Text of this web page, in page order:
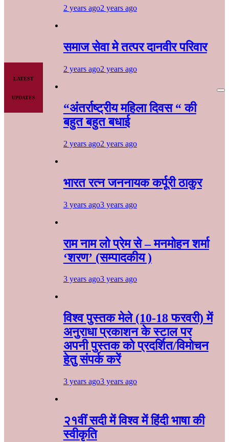
LATEST
UPDATES
2 years ago2 years ago
समाज सेवा मे तत्पर दानवीर परिवार
2 years ago2 years ago
“अंतर्राष्ट्रीय महिला दिवस “ की
बहुत बहुत बधाई
2 years ago2 years ago
भारत रत्न जननायक कर्पूरी ठाकुर
3 years ago3 years ago
राम नाम लो प्रेम से – मनमोहन शर्मा
‘शरण’ (सम्पादकीय )
3 years ago3 years ago
विश्व पुस्तक मेले (10-18 फरवरी) में
अनुराधा प्रकाशन के स्टाल पर
अपनी पुस्तक को प्रदर्शित/विमोचन
हेतु संपर्क करें
3 years ago3 years ago
२१वीं सदी में विश्व में हिंदी भाषा की
स्वीकृति